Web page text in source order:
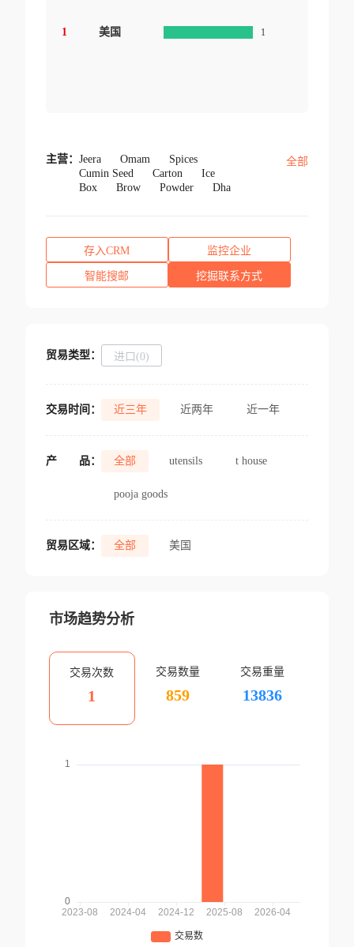
1 美国 1
主营： Jeera Omam
Spices
Cumin Seed
Carton
Ice
Box
Brow Powder Dha
全部
存入CRM 监控企业
智能搜邮 挖掘联系方式
贸易类型： 进口(0)
交易时间： 近三年 近两年 近一年
产 品： 全部 utensils t house
pooja goods
贸易区域： 全部 美国
市场趋势分析
交易次数
1
交易数量
859
交易重量
13836